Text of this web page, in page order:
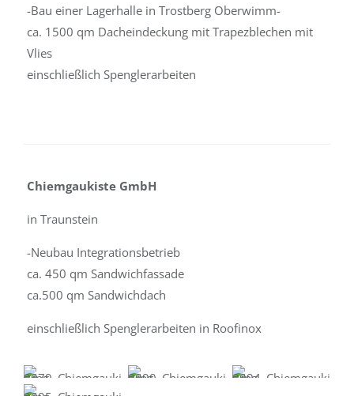
-Bau einer Lagerhalle in Trostberg Oberwimm-
ca. 1500 qm Dacheindeckung mit Trapezblechen mit
Vlies
einschließlich Spenglerarbeiten
Chiemgaukiste GmbH
in Traunstein
-Neubau Integrationsbetrieb
ca. 450 qm Sandwichfassade
ca.500 qm Sandwichdach
einschließlich Spenglerarbeiten in Roofinox